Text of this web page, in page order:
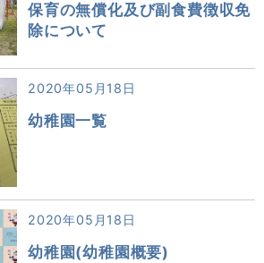
保育の無償化及び副食費徴収免
除について
2020年05月18日
幼稚園一覧
2020年05月18日
幼稚園(幼稚園概要)